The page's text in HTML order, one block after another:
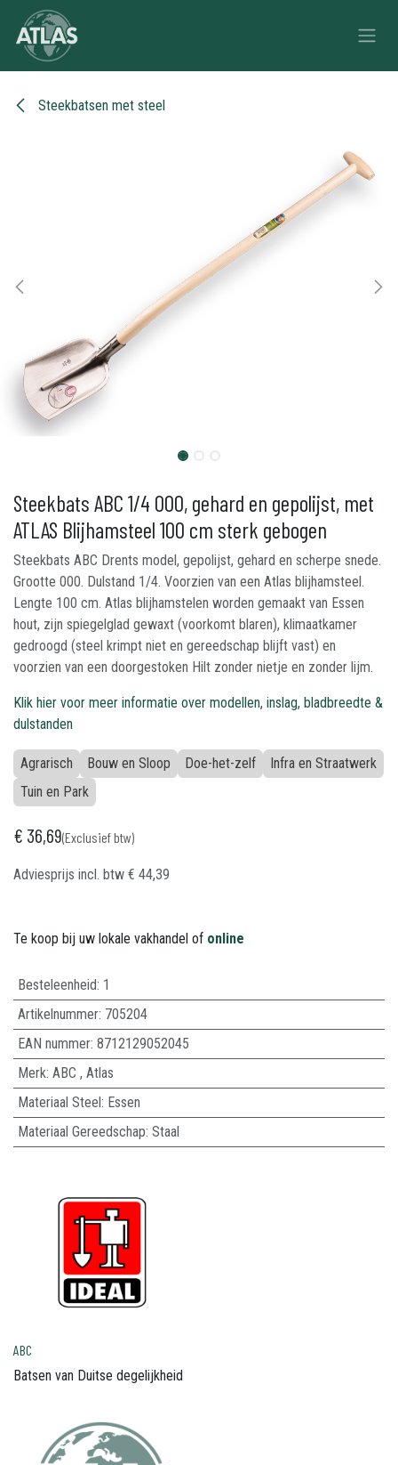
Overslaan naar inhoud
Steekbatsen met steel
Steekbats ABC 1/4 000, gehard en gepolijst, met
ATLAS Blijhamsteel 100 cm sterk gebogen
Steekbats ABC Drents model, gepolijst, gehard en scherpe snede.
Grootte 000. Dulstand 1/4. Voorzien van een Atlas blijhamsteel.
Lengte 100 cm. Atlas blijhamstelen worden gemaakt van Essen
hout, zijn spiegelglad gewaxt (voorkomt blaren), klimaatkamer
gedroogd (steel krimpt niet en gereedschap blijft vast) en
voorzien van een doorgestoken Hilt zonder nietje en zonder lijm.
Klik hier voor meer informatie over modellen, inslag, bladbreedte &
dulstanden
Agrarisch Bouw en Sloop Doe-het-zelf
Infra en Straatwerk
Tuin en Park
€ 36,69(Exclusief btw)
Adviesprijs incl. btw € 44,39
Te koop bij uw lokale vakhandel of online
Besteleenheid: 1
Artikelnummer: 705204
EAN nummer: 8712129052045
Merk: ABC , Atlas
Materiaal Steel: Essen
Materiaal Gereedschap: Staal
ABC
Batsen van Duitse degelijkheid